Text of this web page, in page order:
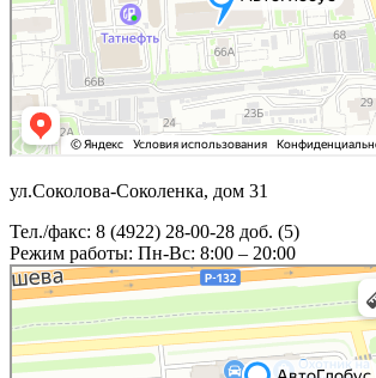
ул.Соколова-Соколенка, дом 31
Тел./факс: 8 (4922) 28-00-28 доб. (5)
Режим работы: Пн-Вс: 8:00 – 20:00